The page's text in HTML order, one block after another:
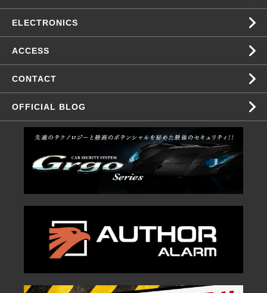
ELECTRONICS
ACCESS
CONTACT
OFFICIAL BLOG